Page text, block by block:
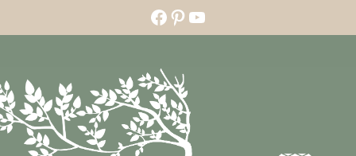
Facebook
Pinterest
YouTube